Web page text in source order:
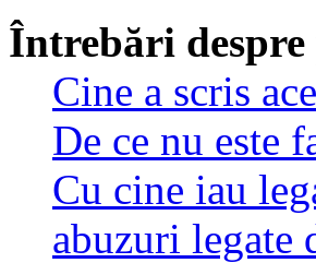
Întrebări
Cine a scris
De ce nu este
Cu cine iau
abuzuri legate